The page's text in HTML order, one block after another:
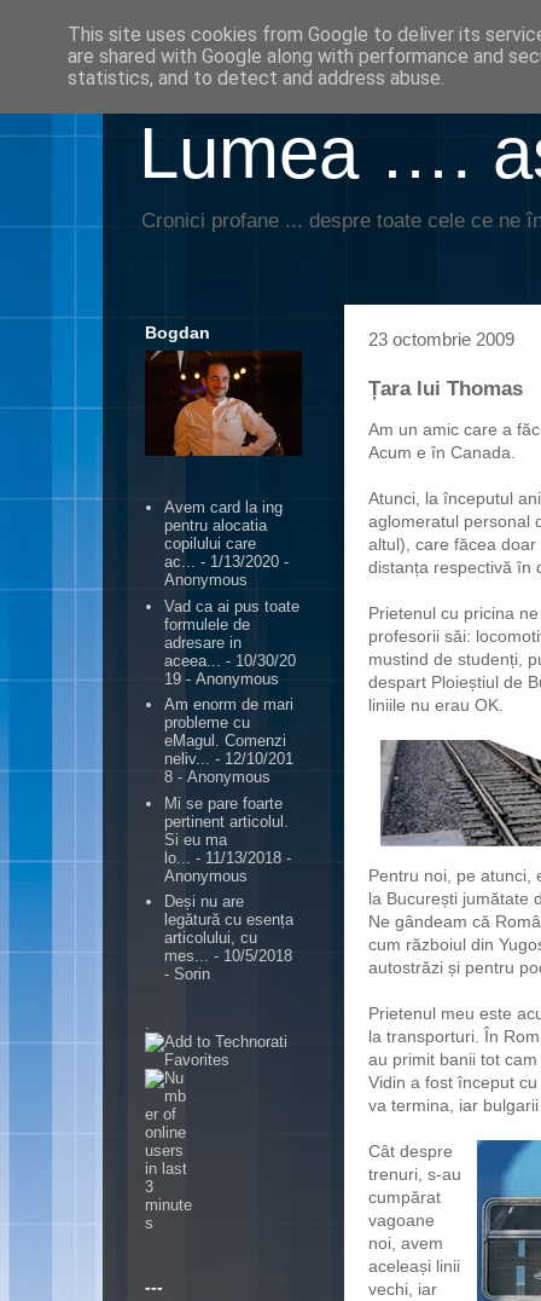
Lumea ….
Cronici profane ... despre toate cele ce ne
23 octombrie 2009
Țara lui Thomas
Am un amic care a
Acum e în Canada.
Atunci, la începutul
aglomeratul personal
altul), care făcea
distanța respectivă în
Prietenul cu pricina
profesorii săi:
mustind de studenți,
despart Ploieștiul de
liniile nu erau OK.
Pentru noi, pe atunci,
la București jumătate
Ne gândeam că
cum războiul din
autostrăzi și pentru
Prietenul meu este
la transporturi. În
au primit banii tot
Vidin a fost început
va termina, iar
Cât despre
trenuri, s-au
cumpărat
vagoane
noi, avem
aceleași linii
vechi, iar
Bogdan
Avem card la ing
pentru alocatia
copilului care
ac... - 1/13/2020 -
Anonymous
Vad ca ai pus toate
formulele de
adresare in
aceea...
- 10/30/20
19 - Anonymous
Am enorm de mari
probleme cu
eMagul. Comenzi
neliv... - 12/10/201
8 - Anonymous
Mi se pare foarte
pertinent articolul.
Si eu ma
lo...
- 11/13/2018 -
Anonymous
Deși nu are
legătură cu esența
articolului, cu
mes... - 10/5/2018
- Sorin
---
This site uses cookies from Google to deliver its
are shared with Google along with performance and
statistics, and to detect and address abuse.